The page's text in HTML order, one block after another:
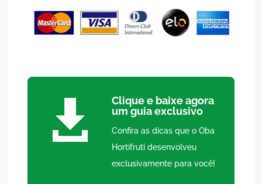

Clique e baixe agora
um guia exclusivo
Confira as dicas que o Oba
Hortifruti desenvolveu
exclusivamente para você!